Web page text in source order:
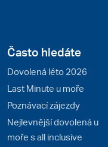
Často hledáte
Dovolená léto 2026
Last Minute u moře
Poznávací zájezdy
Nejlevnější dovolená u
moře s all inclusive